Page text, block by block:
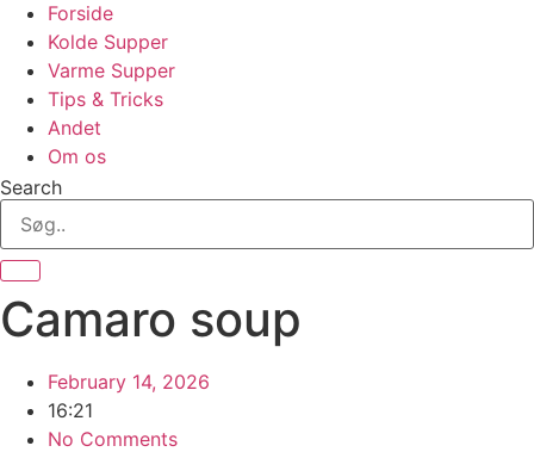
Forside
Kolde Supper
Varme Supper
Tips & Tricks
Andet
Om os
Search
Camaro soup
February 14, 2026
16:21
No Comments